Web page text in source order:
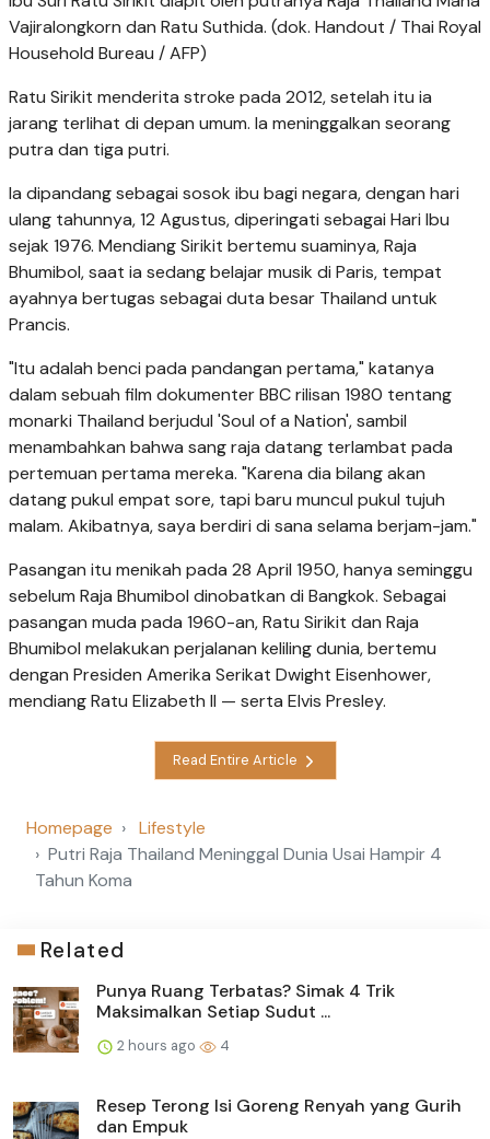
Vajiralongkorn dan Ratu Suthida. (dok. Handout / Thai Royal
Household Bureau / AFP)
Ratu Sirikit menderita stroke pada 2012, setelah itu ia
jarang terlihat di depan umum. Ia meninggalkan seorang
putra dan tiga putri.
Ia dipandang sebagai sosok ibu bagi negara, dengan hari
ulang tahunnya, 12 Agustus, diperingati sebagai Hari Ibu
sejak 1976. Mendiang Sirikit bertemu suaminya, Raja
Bhumibol, saat ia sedang belajar musik di Paris, tempat
ayahnya bertugas sebagai duta besar Thailand untuk
Prancis.
"Itu adalah benci pada pandangan pertama," katanya
dalam sebuah film dokumenter BBC rilisan 1980 tentang
monarki Thailand berjudul 'Soul of a Nation', sambil
menambahkan bahwa sang raja datang terlambat pada
pertemuan pertama mereka. "Karena dia bilang akan
datang pukul empat sore, tapi baru muncul pukul tujuh
malam. Akibatnya, saya berdiri di sana selama berjam-jam."
Pasangan itu menikah pada 28 April 1950, hanya seminggu
sebelum Raja Bhumibol dinobatkan di Bangkok. Sebagai
pasangan muda pada 1960-an, Ratu Sirikit dan Raja
Bhumibol melakukan perjalanan keliling dunia, bertemu
dengan Presiden Amerika Serikat Dwight Eisenhower,
mendiang Ratu Elizabeth II — serta Elvis Presley.
Read Entire Article
Homepage
Lifestyle
Putri Raja Thailand Meninggal Dunia Usai Hampir 4
Tahun Koma
Related
Punya Ruang Terbatas? Simak 4 Trik
Maksimalkan Setiap Sudut ...
2 hours ago 4
Resep Terong Isi Goreng Renyah yang Gurih
dan Empuk